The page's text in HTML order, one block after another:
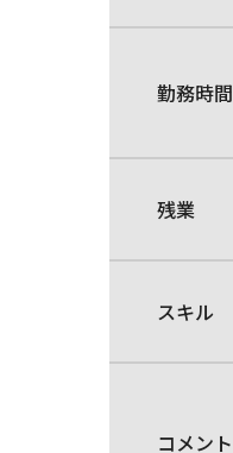
勤務時間
残業
スキル
コメント